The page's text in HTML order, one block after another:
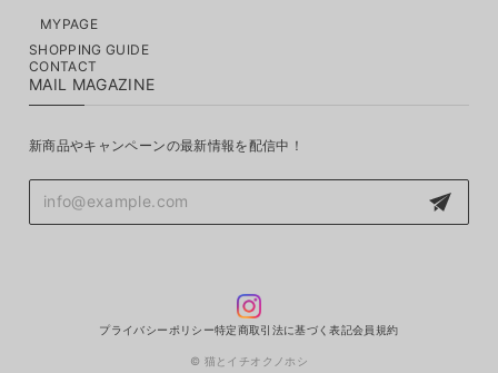
MYPAGE
SHOPPING GUIDE
CONTACT
MAIL MAGAZINE
新商品やキャンペーンの最新情報を配信中！
プライバシーポリシー特定商取引法に基づく表記会員規約
© 猫とイチオクノホシ